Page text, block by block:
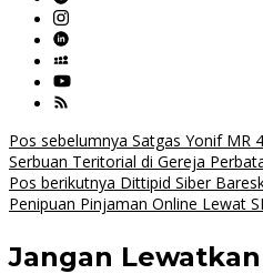
Navigasi
pos
Pos sebelumnya Satgas Yonif MR
Serbuan Teritorial di Gereja
Pos berikutnya Dittipid Siber
Penipuan Pinjaman Online Lewat
Jangan Lewatkan